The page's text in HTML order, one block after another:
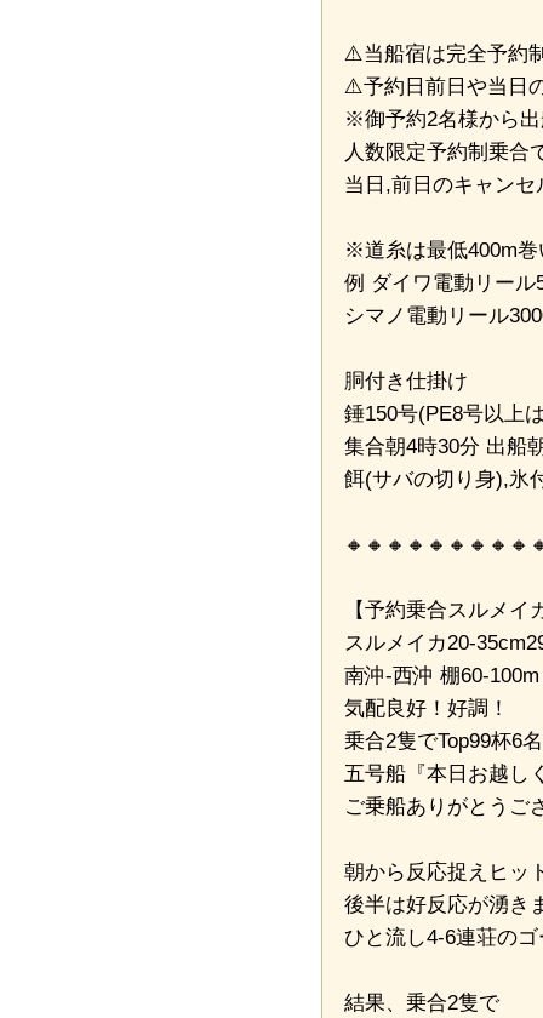
⚠️当船宿は完全予約
⚠️予約日前日や当日
※御予約2名様から
人数限定予約制乗合
当日,前日のキャン
※道糸は最低400m
例 ダイワ電動リール
シマノ電動リール
胴付き仕掛け
錘150号(PE8号以上
集合朝4時30分 出船
餌(サバの切り身),氷
【予約乗合スルメイ
スルメイカ20-
南沖-西沖 棚60-100m
気配良好！好調！
乗合2隻でTop99杯6
五号船『本日お越し
ご乗船ありがとうご
朝から反応捉えヒッ
後半は好反応が湧き
ひと流し4-6連荘の
結果、乗合2隻で